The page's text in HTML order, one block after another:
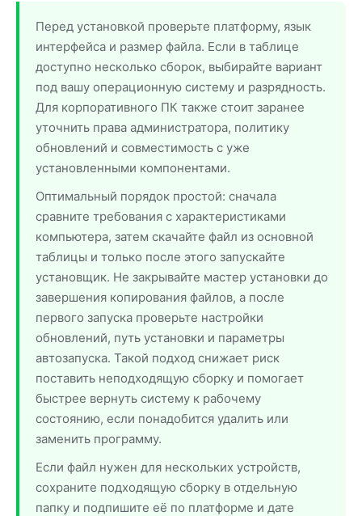
Перед установкой проверьте платформу, язык
интерфейса и размер файла. Если в таблице
доступно несколько сборок, выбирайте вариант
под вашу операционную систему и разрядность.
Для корпоративного ПК также стоит заранее
уточнить права администратора, политику
обновлений и совместимость с уже
установленными компонентами.
Оптимальный порядок простой: сначала
сравните требования с характеристиками
компьютера, затем скачайте файл из основной
таблицы и только после этого запускайте
установщик. Не закрывайте мастер установки до
завершения копирования файлов, а после
первого запуска проверьте настройки
обновлений, путь установки и параметры
автозапуска. Такой подход снижает риск
поставить неподходящую сборку и помогает
быстрее вернуть систему к рабочему
состоянию, если понадобится удалить или
заменить программу.
Если файл нужен для нескольких устройств,
сохраните подходящую сборку в отдельную
папку и подпишите её по платформе и дате